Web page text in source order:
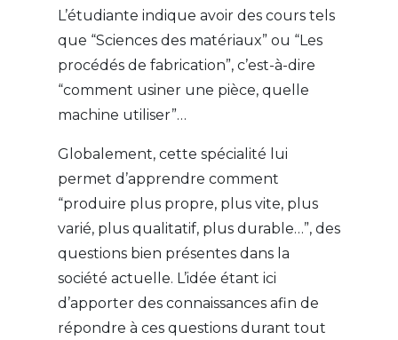
L’étudiante indique avoir des cours tels
que “Sciences des matériaux” ou “Les
procédés de fabrication”, c’est-à-dire
“comment usiner une pièce, quelle
machine utiliser”…
Globalement, cette spécialité lui
permet d’apprendre comment
“produire plus propre, plus vite, plus
varié, plus qualitatif, plus durable…”, des
questions bien présentes dans la
société actuelle. L’idée étant ici
d’apporter des connaissances afin de
répondre à ces questions durant tout